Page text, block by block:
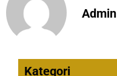
Admin
Kategori